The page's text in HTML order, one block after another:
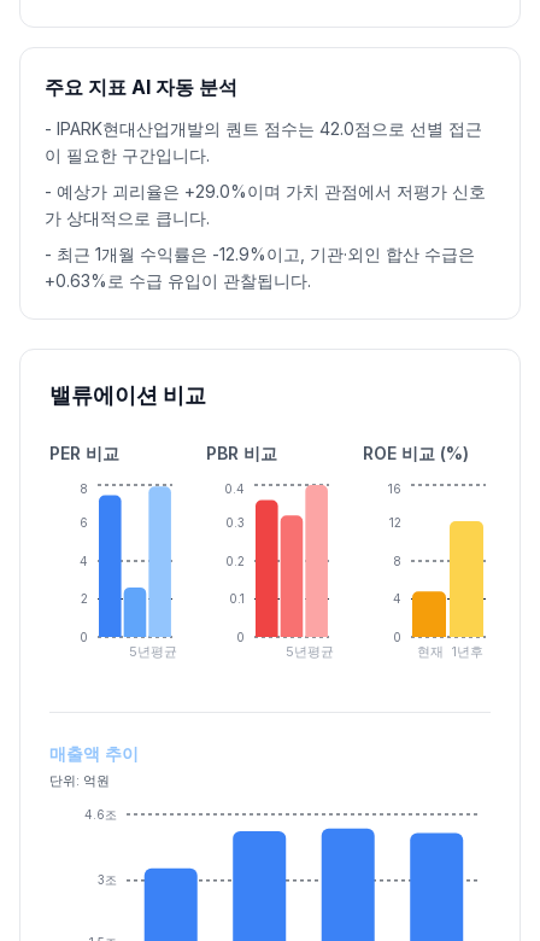
주요 지표 AI 자동 분석
- IPARK현대산업개발의 퀀트 점수는 42.0점으로 선별 접근
이 필요한 구간입니다.
- 예상가 괴리율은 +29.0%이며 가치 관점에서 저평가 신호
가 상대적으로 큽니다.
- 최근 1개월 수익률은 -12.9%이고, 기관·외인 합산 수급은
+0.63%로 수급 유입이 관찰됩니다.
밸류에이션 비교
PER 비교
5년평균
0
2
4
6
8
PBR 비교
5년평균
0
0.1
0.2
0.3
0.4
ROE 비교 (%)
현재 1년후
0
4
8
12
16
매출액 추이
단위: 억원
3조
4.6조